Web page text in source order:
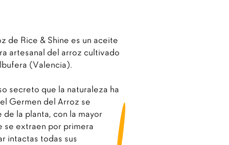
de Rice & Shine es un aceite
artesanal del arroz cultivado
(Valencia).
secreto que la naturaleza ha
Germen del Arroz se
la planta, con la mayor
se extraen por primera
intactas todas sus